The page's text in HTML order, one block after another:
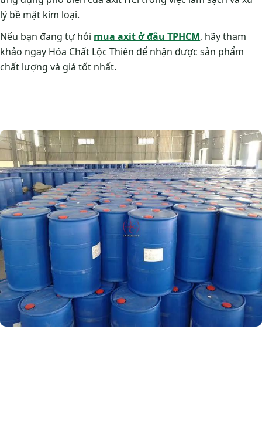
lý bề mặt kim loại.
Nếu bạn đang tự hỏi mua axit ở đâu TPHCM, hãy tham
khảo ngay Hóa Chất Lộc Thiên để nhận được sản phẩm
chất lượng và giá tốt nhất.